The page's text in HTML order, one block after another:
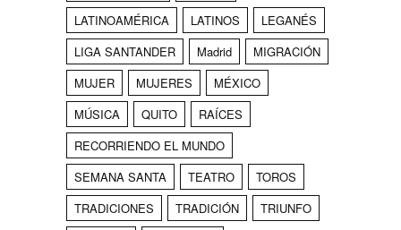
LATINOAMÉRICA
LATINOS
LEGANÉS
LIGA SANTANDER
Madrid
MIGRACIÓN
MUJER
MUJERES
MÉXICO
MÚSICA
QUITO
RAÍCES
RECORRIENDO EL MUNDO
SEMANA SANTA
TEATRO
TOROS
TRADICIONES
TRADICIÓN
TRIUNFO